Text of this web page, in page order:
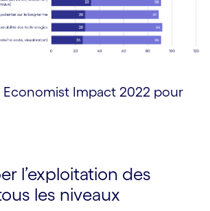
Economist Impact 2022 pour
l’exploitation des
les niveaux